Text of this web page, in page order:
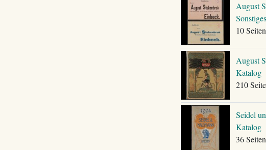
August
Sonstiges
10 Seiten
August
Katalog
210
Seidel
Katalog
36 Seiten